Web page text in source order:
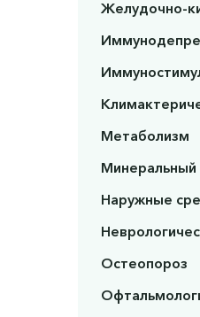
Желудочно-
Метаболизм
Наружные
Остеопороз